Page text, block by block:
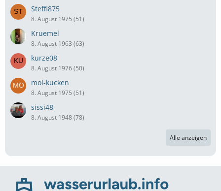
Steffi875
8. August 1975 (51)
Kruemel
8. August 1963 (63)
kurze08
8. August 1976 (50)
mol-kucken
8. August 1975 (51)
sissi48
8. August 1948 (78)
Alle anzeigen